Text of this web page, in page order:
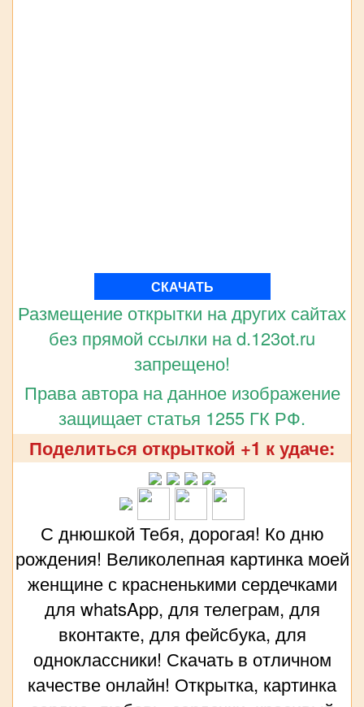
СКАЧАТЬ
Размещение открытки на других сайтах
без прямой ссылки на d.123ot.ru
запрещено!
Права автора на данное изображение
защищает статья 1255 ГК РФ.
Поделиться открыткой +1 к удаче:
С днюшкой Тебя, дорогая! Ко дню
рождения! Великолепная картинка моей
женщине с красненькими сердечками
для whatsApp, для телеграм, для
вконтакте, для фейсбука, для
одноклассники! Скачать в отличном
качестве онлайн! Открытка, картинка